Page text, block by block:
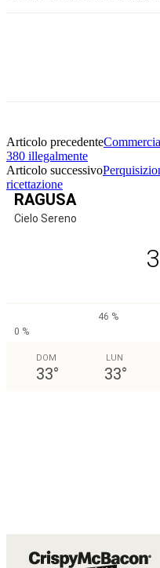
Articolo precedente
380 illegalmente
Articolo successivo
ricettazione
RAGUSA
Cielo Sereno
46 %
0 %
DOM
33°
LUN
33°